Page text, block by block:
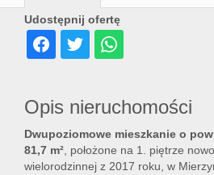
Udostępnij ofertę
Opis nieruchomości
Dwupoziomowe mieszkanie o
81,7 m², położone na 1. piętrze
wielorodzinnej z 2017 roku, w